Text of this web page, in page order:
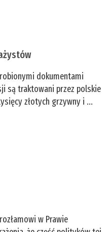
dokumentami
są traktowani przez polskie
złotych grzywny i ...
w Prawie